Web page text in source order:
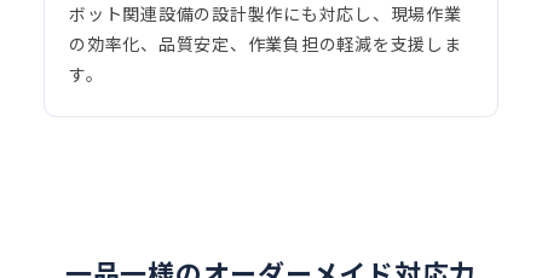
ボット関連設備の設計製作にも対応し、現場作業
の効率化、品質安定、作業負担の軽減を支援しま
す。